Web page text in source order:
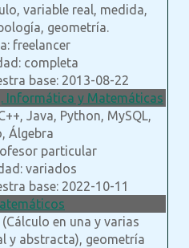
variable real, medida,
geometría.
freelancer
completa
base: 2013-08-22
Informática y Matemáticas
Java, Python, MySQL,
Álgebra
particular
variados
base: 2022-10-11
en una y varias
y abstracta), geometría